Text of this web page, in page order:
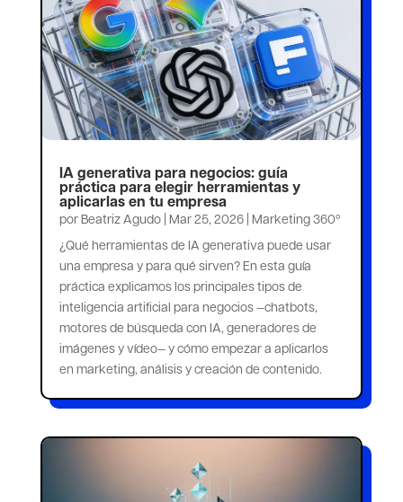
IA generativa para negocios: guía
práctica para elegir herramientas y
aplicarlas en tu empresa
por Beatriz Agudo| Mar 25, 2026| Marketing 360º
¿Qué herramientas de IA generativa puede usar
una empresa y para qué sirven? En esta guía
práctica explicamos los principales tipos de
inteligencia artificial para negocios —chatbots,
motores de búsqueda con IA, generadores de
imágenes y vídeo— y cómo empezar a aplicarlos
en marketing, análisis y creación de contenido.